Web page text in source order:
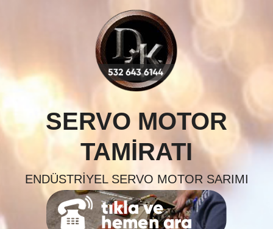
SERVO MOTOR
TAMIRATI
ENDÜSTRIYEL SERVO MOTOR SARIMI